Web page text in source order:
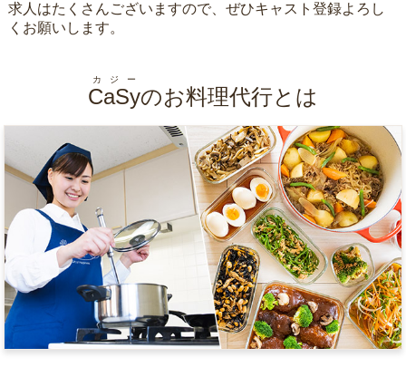
求人はたくさんございますので、ぜひキャスト登録よろし
くお願いします。
CaSy
カジー
のお料理代行とは